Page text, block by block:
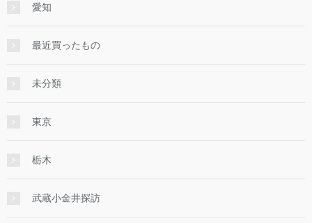
愛知
最近買ったもの
未分類
東京
栃木
武蔵小金井探訪